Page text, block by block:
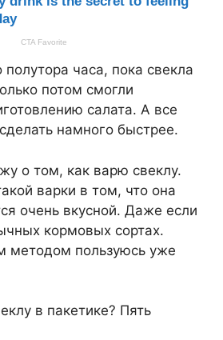
часа, пока свекла
потом смогли
салата. А все
намного быстрее.
о том, как варю свеклу.
варки в том, что она
очень вкусной. Даже если
кормовых сортах.
методом пользуюсь уже
в пакетике? Пять